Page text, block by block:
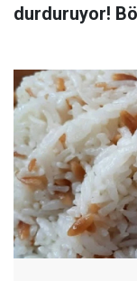
durduruyor!